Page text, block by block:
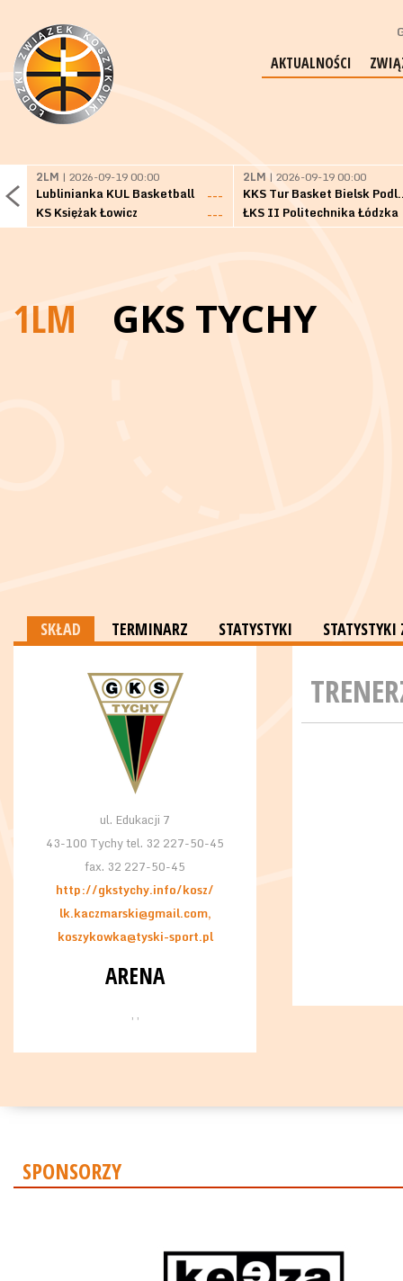
AKTUALNOŚCI
2LM | 2026-09-19 00:00
Lublinianka KUL Basketball
---
KS Księżak Łowicz
---
2LM | 2026-09-19 00:00
KKS Tur
ŁKS II Politechnika Łódzka
1LM GKS TYCHY
SKŁAD TERMINARZ STATYSTYKI
ul. Edukacji 7
43-100 Tychy tel. 32 227-50-45
fax. 32 227-50-45
http://gkstychy.info/kosz/
lk.kaczmarski@gmail.com,
koszykowka@tyski-sport.pl
ARENA
, ,
SPONSORZY